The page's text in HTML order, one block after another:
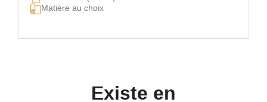
Matière au choix
Existe en